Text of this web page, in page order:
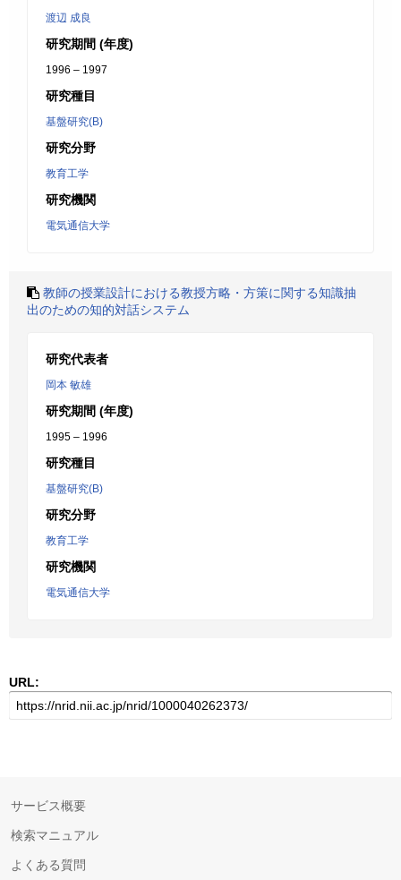
渡辺 成良
研究期間 (年度)
1996 – 1997
研究種目
基盤研究(B)
研究分野
教育工学
研究機関
電気通信大学
教師の授業設計における教授方略・方策に関する知識抽
出のための知的対話システム
研究代表者
岡本 敏雄
研究期間 (年度)
1995 – 1996
研究種目
基盤研究(B)
研究分野
教育工学
研究機関
電気通信大学
URL:
サービス概要
検索マニュアル
よくある質問